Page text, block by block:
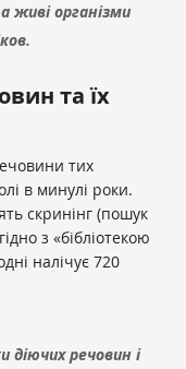
живі організми
та їх
тих
в минулі роки.
скринінг (пошук
з «бібліотекою
налічує 720
діючих речовин і